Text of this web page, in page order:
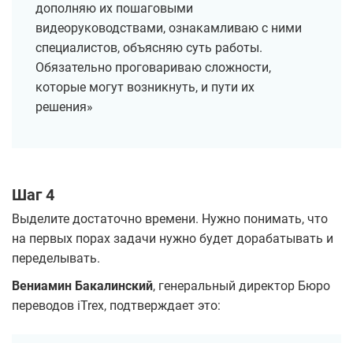
дополняю их пошаговыми
видеоруководствами, ознакамливаю с ними
специалистов, объясняю суть работы.
Обязательно проговариваю сложности,
которые могут возникнуть, и пути их
решения»
Шаг 4
Выделите достаточно времени. Нужно понимать, что
на первых порах задачи нужно будет дорабатывать и
переделывать.
Вениамин Бакалинский, генеральный директор Бюро
переводов iTrex, подтверждает это: